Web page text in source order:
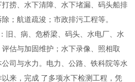
捞、水下清障、水下堵漏、码头船排
；航道疏浚；市政排污工程等。
旧、病、危桥梁、码头、水电厂、水
估与加固维护；水下录像、照相取
司与水力。电力、公路、铁科院等水
来，完成 了多项水下检测工程，凭